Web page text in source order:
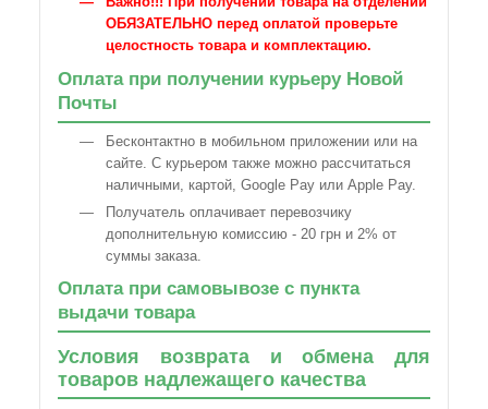
ОБЯЗАТЕЛЬНО перед оплатой проверьте
целостность товара и комплектацию.
Оплата при получении курьеру Новой
Почты
Бесконтактно в мобильном приложении или на
сайте. С курьером также можно рассчитаться
наличными, картой, Google Pay или Apple Pay.
Получатель оплачивает перевозчику
дополнительную комиссию - 20 грн и 2% от
суммы заказа.
Оплата при самовывозе с пункта
выдачи товара
Условия возврата и обмена для
товаров надлежащего качества